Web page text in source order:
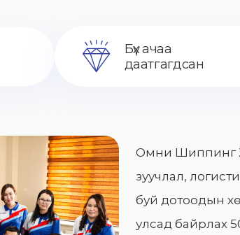
Бүх ачаа
даатгагдсан
Омни Шиппинг
зуучлал,
буй дотоодын
улсад байрлах